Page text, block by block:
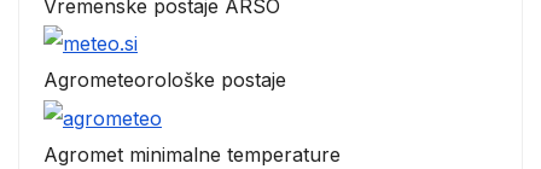
Vremenske postaje ARSO
Agrometeorološke postaje
Agromet minimalne temperature